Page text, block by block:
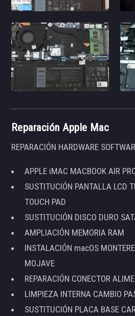
Reparación Apple Mac
REPARACIÓN HARDWARE
APPLE iMAC MACBOOK AIR
SUSTITUCIÓN PANTALLA LCD
TOUCH PAD
SUSTITUCIÓN DISCO DURO
AMPLIACIÓN MEMORIA RAM
INSTALACIÓN macOS
MOJAVE
REPARACIÓN CONECTOR
LIMPIEZA INTERNA CAMBIO
SUSTITUCIÓN PLACA BASE